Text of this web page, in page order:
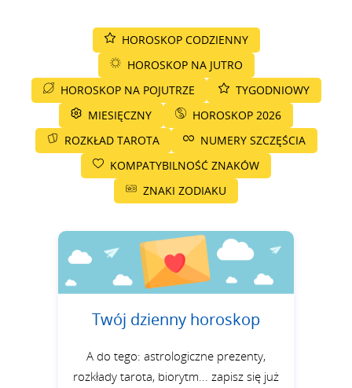
HOROSKOP CODZIENNY
HOROSKOP NA JUTRO
HOROSKOP NA POJUTRZE
TYGODNIOWY
MIESIĘCZNY
HOROSKOP 2026
ROZKŁAD TAROTA
NUMERY SZCZĘŚCIA
KOMPATYBILNOŚĆ ZNAKÓW
ZNAKI ZODIAKU
Twój dzienny horoskop
A do tego: astrologiczne prezenty,
rozkłady tarota, biorytm... zapisz się już